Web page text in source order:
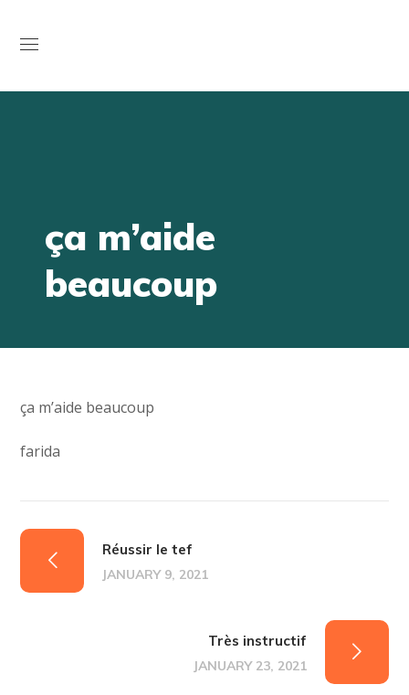
ça m’aide
beaucoup
ça m’aide beaucoup
farida
Réussir le tef
JANUARY 9, 2021
Très instructif
JANUARY 23, 2021